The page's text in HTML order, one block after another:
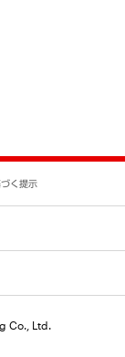
く提示
Co., Ltd.